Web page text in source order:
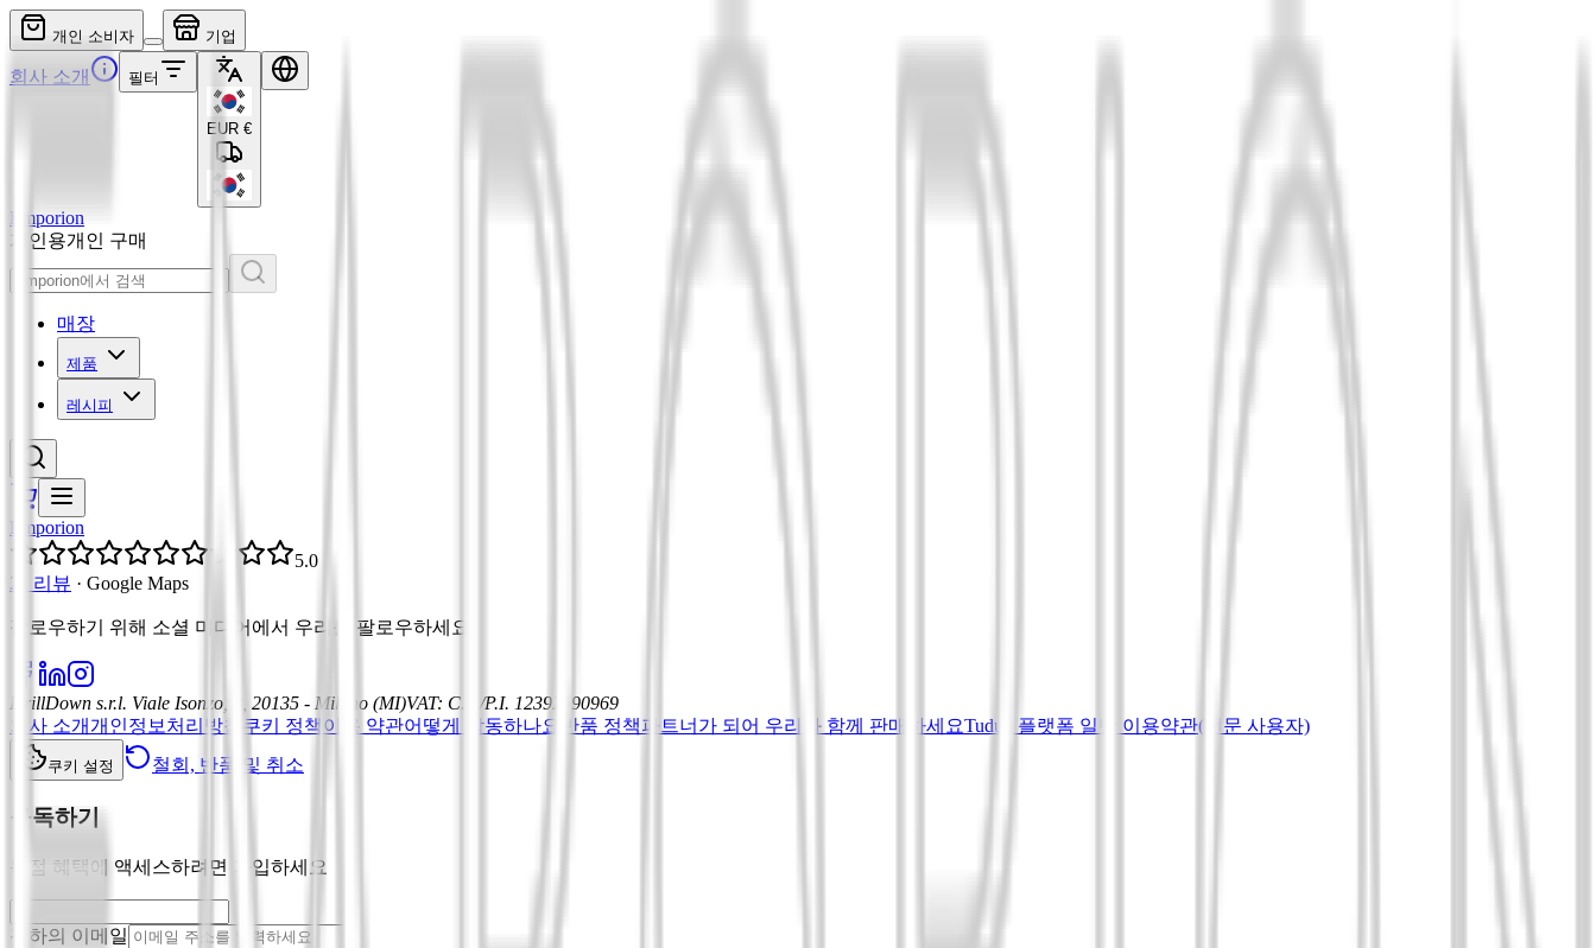
개인 소비자 기업
회사 소개 필터
EUR €
Emporion
개인용개인 구매
매장
제품
레시피
Emporion
5.0
21 리뷰 · Google Maps
팔로우하기 위해 소셜 미디어에서 우리를 팔로우하세요
DrillDown s.r.l. Viale Isonzo, 8, 20135 - Milano (MI)VAT: C.F./P.I. 12392590969
회사 소개개인정보처리방침 쿠키 정책 이용 약관어떻게 작동하나요 반품 정책파트너가 되어 우리와 함께 판매하세요Tuduu 플랫폼 일반 이용약관(전문 사용자)
쿠키 설정 철회, 반품 및 취소
구독하기
독점 혜택에 액세스하려면 가입하세요
귀하의 이메일